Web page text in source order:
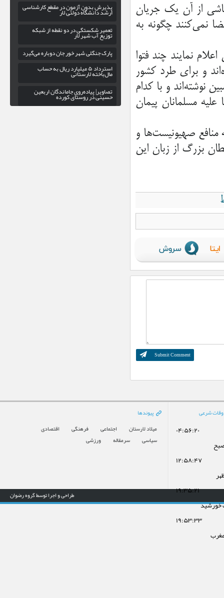
از آن يك جريان
نمي‌كنند چگونه به
نمايند چند فتوا
و براي طرد كشور
نوشته‌اند و با كدام
مسلمانان پيمان
منافع صهيونيست‌ها و
بزرگ از زبان اين
پذیرش بدون آزمون در مقطع کارشناسی
ارشد دانشگاه دولتی لار
تعمیر شکستگی در دو نقطه از شبکه
توزیع آب شهر لار
پارک جنگلی شهر خور جان دوباره می‌گیرد
استرداد ۵ میلیارد ریال به حسابمال‌باخته لارستانی
تصاویر| پیاده‌روی جاماندگان اربعین
حسینی در روستای کورده
شرعی
۰۴:۵۶:۲۰
۱۲:۵۸:۴۷
۱۹:۳۵:۲۱
خورشید
۱۹:۵۳:۳۳
پیوندها
میلاد لارستان
اجتماعی فرهنگی
اقتصادی
سیاسی
سرمقاله ورزشی
طراحی و اجرا توسط گروه رضوان